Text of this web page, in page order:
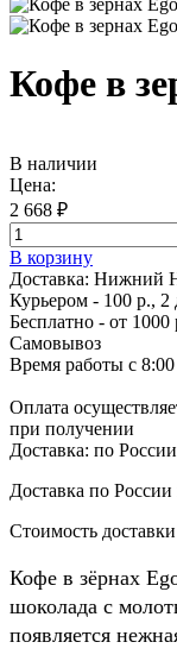
Кофе в
В наличии
Цена:
2 668 ₽
В корзину
Доставка: Нижний
Курьером - 100 р., 2
Бесплатно - от 1000
Самовывоз
Время работы с
Оплата
при получении
Доставка: по России
Доставка по
Стоимость
Кофе в зёрнах
шоколада с
появляется